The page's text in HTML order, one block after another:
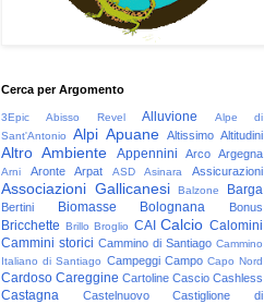
Cerca per Argomento
3Epic Abisso Revel Alluvione
Alpe di
Sant'Antonio
Alpi Apuane Altissimo Altitudini
Altro Ambiente Appennini Arco Argegna
Arni Aronte Arpat ASD Asinara Assicurazioni
Associazioni Gallicanesi Balzone Barga
Bertini Biomasse Bolognana Bonus
Bricchette Brillo Broglio CAI Calcio Calomini
Cammini storici Cammino di Santiago Cammino
Italiano di Santiago Campeggi Campo Capo Nord
Cardoso Careggine Cartoline Cascio Cashless
Castagna Castelnuovo
Castiglione di